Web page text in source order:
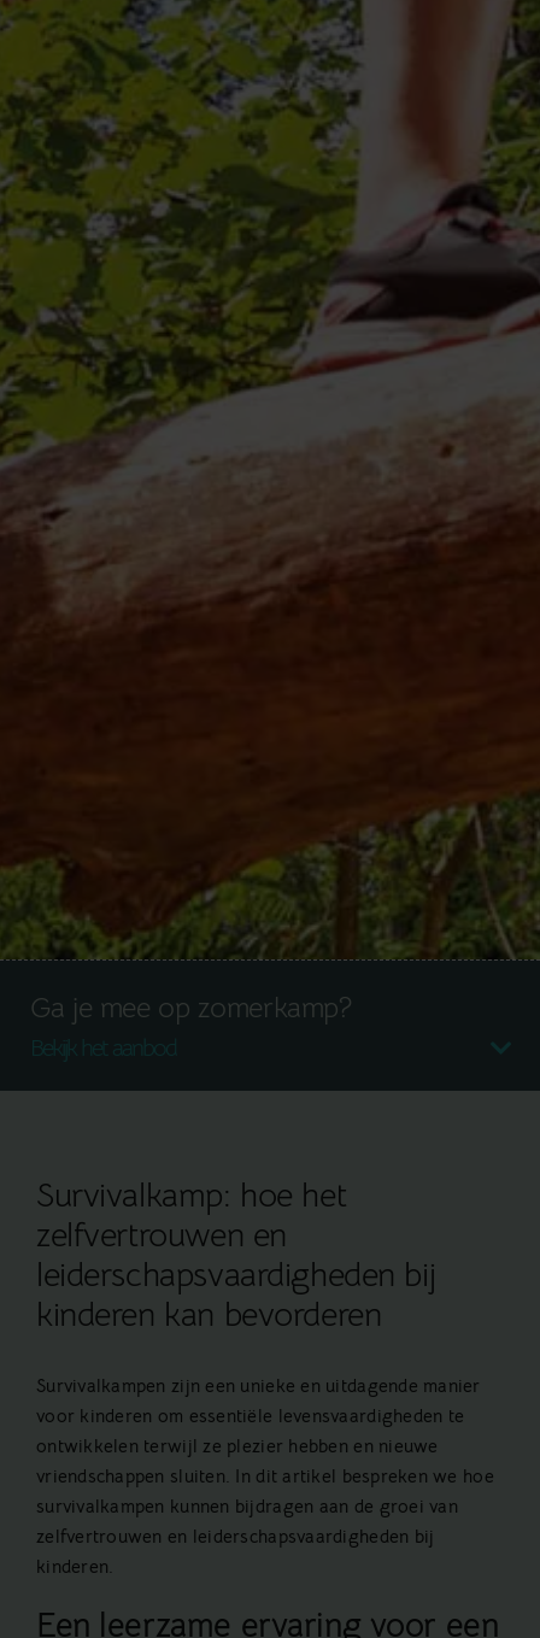
Ga je mee op zomerkamp?
Bekijk het aanbod
Survivalkamp: hoe het
zelfvertrouwen en
leiderschapsvaardigheden bij
kinderen kan bevorderen
Survivalkampen zijn een unieke en uitdagende manier
voor kinderen om essentiële levensvaardigheden te
ontwikkelen terwijl ze plezier hebben en nieuwe
vriendschappen sluiten. In dit artikel bespreken we hoe
survivalkampen kunnen bijdragen aan de groei van
zelfvertrouwen en leiderschapsvaardigheden bij
kinderen.
Een leerzame ervaring voor een